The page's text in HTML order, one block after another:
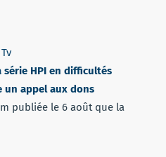
série HPI en difficultés
un appel aux dons
publiée le 6 août que la